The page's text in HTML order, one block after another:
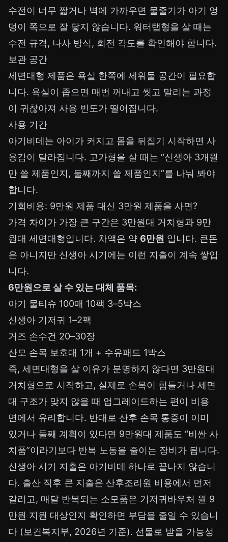
수전이 너무 짧거나 벽에 가까우면 물줄기가 아기 엉
덩이 쪽으로 잘 닿지 않습니다. 워터탭형을 살 때는
수전 규격, 나사 방식, 회전 각도를 확인해야 합니다.
보관 공간
세면대형 제품은 욕실 한쪽에 세워둘 공간이 필요합
니다. 욕실이 좁으면 매번 꺼내고 씻고 말리는 과정
이 귀찮아져 사용 빈도가 떨어집니다.
사용 기간
아기비데는 아이가 커지고 몸을 뒤집기 시작하면 사
용감이 달라집니다. 고가형을 살 때는 “신생아 3개월
만 쓸 제품인지, 둘째까지 쓸 제품인지”를 나눠 봐야
합니다.
기회비용: 9만원 제품 대신 3만원 제품을 사면?
가격 차이가 가장 큰 구간은 3만원대 거치형과 9만
원대 세면대형입니다. 차액은 약 6만원 입니다. 큰돈
은 아니지만 신생아 시기에는 이런 지출이 계속 쌓입
니다.
6만원으로 살 수 있는 대체 품목:
아기 물티슈 100매 10팩 3–5박스
신생아 기저귀 1–2팩
거즈 손수건 20–30장
산모 손목 보호대 1개 + 수유패드 1박스
즉, 세면대형을 살 이유가 분명하지 않다면 3만원대
거치형으로 시작하고, 실제로 손목이 힘들거나 세면
대 구조가 맞지 않을 때 업그레이드하는 편이 비용
면에서 유리합니다. 반대로 산후 손목 통증이 이미
있거나 둘째 계획이 있다면 9만원대 제품도 “비싼 사
치품”이라기보다 반복 노동을 줄이는 장비가 됩니다.
신생아 시기 지출은 아기비데 하나로 끝나지 않습니
다. 출산 직후 큰 지출은 산후조리원 비용에서 먼저
갈리고, 매달 반복되는 소모품은 기저귀바우처 월 9
만원 지원 대상인지 확인하면 부담을 줄일 수 있습니
다 (보건복지부, 2026년 기준). 선물로 받을 가능성